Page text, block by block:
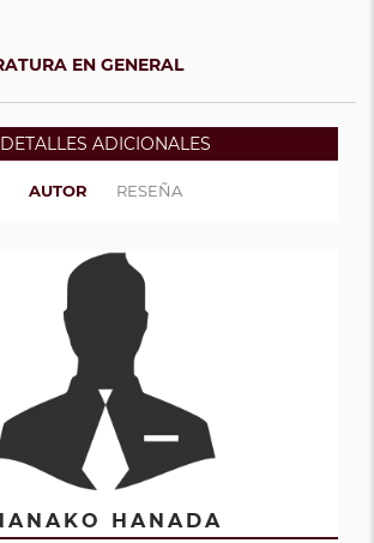
EN GENERAL
DETALLES ADICIONALES
AUTOR RESEÑA
HANADA